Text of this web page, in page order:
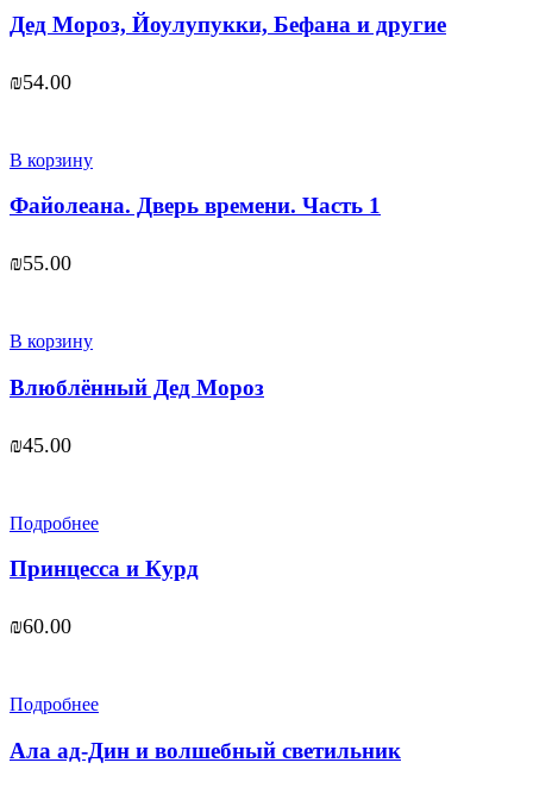
Дед Мороз, Йоулупукки, Бефана и другие
₪54.00
В корзину
Файолеана. Дверь времени. Часть 1
₪55.00
В корзину
Влюблённый Дед Мороз
₪45.00
Подробнее
Принцесса и Курд
₪60.00
Подробнее
Ала ад-Дин и волшебный светильник